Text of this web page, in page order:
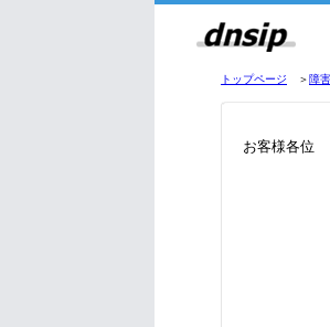
トップページ ＞障
お客様各位